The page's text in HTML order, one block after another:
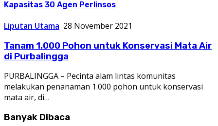
Kapasitas 30 Agen Perlinsos
Liputan Utama 28 November 2021
Tanam 1.000 Pohon untuk Konservasi Mata Air
di Purbalingga
PURBALINGGA – Pecinta alam lintas komunitas
melakukan penanaman 1.000 pohon untuk konservasi
mata air, di…
Banyak Dibaca